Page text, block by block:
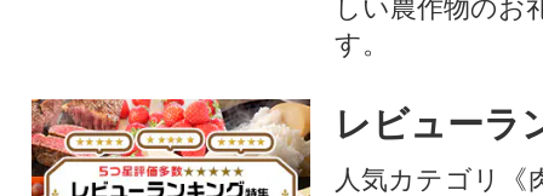
しい農作物のお
す。​
レビューラ
人気カテゴリ《